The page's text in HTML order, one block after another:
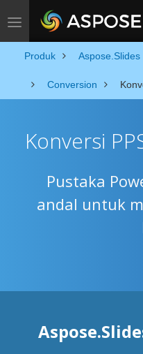
Toggle navigation
Produk Aspose.Slides
Conversion
Konversi
Pustaka
andal untuk